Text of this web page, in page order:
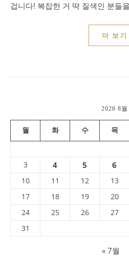
겁니다! 복잡한 거 딱 질색인 분들
더 보기
2026 8월
월 화 수 목
3 4 5 6
10
11 12 13
17
18 19 20
24
25 26 27
31
« 7월